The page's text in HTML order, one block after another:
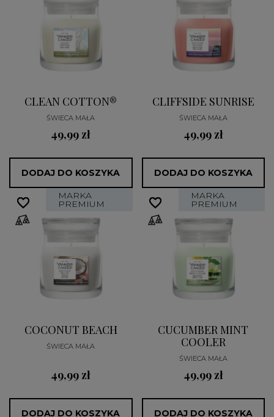
CLEAN COTTON®
ŚWIECA MAŁA
49,99 zł
DODAJ DO KOSZYKA
CLIFFSIDE SUNRISE
ŚWIECA MAŁA
49,99 zł
DODAJ DO KOSZYKA
MARKA
PREMIUM
COCONUT BEACH
ŚWIECA MAŁA
49,99 zł
DODAJ DO KOSZYKA
favorite_border
favorite_border MARKA
PREMIUM
CUCUMBER MINT
COOLER
ŚWIECA MAŁA
49,99 zł
DODAJ DO KOSZYKA
favorite_border
favorite_border